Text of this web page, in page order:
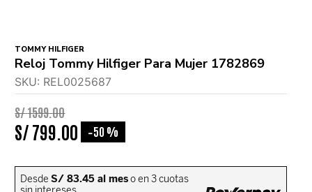
TOMMY HILFIGER
Reloj Tommy Hilfiger Para Mujer 1782869
SKU: REL0025687
S/1599.00
S/799 00 -50 %